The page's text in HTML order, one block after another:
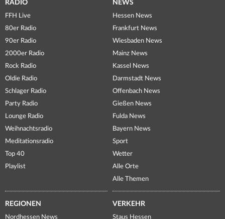
RADIO
FFH Live
80er Radio
90er Radio
2000er Radio
Rock Radio
Oldie Radio
Schlager Radio
Party Radio
Lounge Radio
Weihnachtsradio
Meditationsradio
Top 40
Playlist
NEWS
Hessen News
Frankfurt News
Wiesbaden News
Mainz News
Kassel News
Darmstadt News
Offenbach News
Gießen News
Fulda News
Bayern News
Sport
Wetter
Alle Orte
Alle Themen
REGIONEN
Nordhessen News
VERKEHR
Staus Hessen